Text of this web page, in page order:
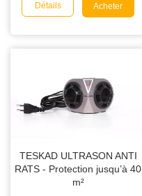
Détails Acheter
TESKAD ULTRASON ANTI
RATS - Protection jusqu’à 40
m²